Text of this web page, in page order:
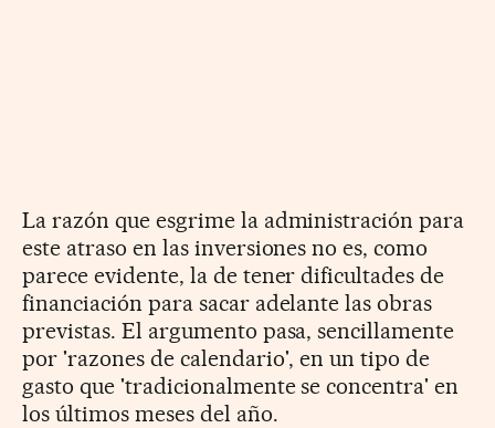
La razón que esgrime la administración para
este atraso en las inversiones no es, como
parece evidente, la de tener dificultades de
financiación para sacar adelante las obras
previstas. El argumento pasa, sencillamente
por 'razones de calendario', en un tipo de
gasto que 'tradicionalmente se concentra' en
los últimos meses del año.